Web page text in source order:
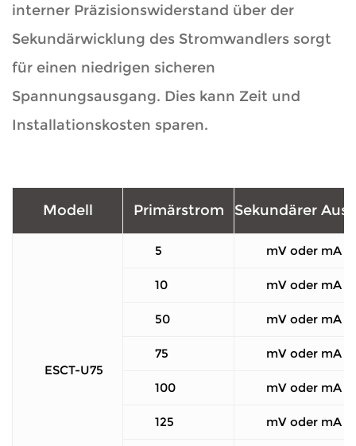
interner Präzisionswiderstand über der
Sekundärwicklung des Stromwandlers sorgt
für einen niedrigen sicheren
Spannungsausgang. Dies kann Zeit und
Installationskosten sparen.
Modell Primärstrom Sekundärer
ESCT-U75
5 mV oder mA
10 mV oder mA
50 mV oder mA
75 mV oder mA
100 mV oder mA
125 mV oder mA